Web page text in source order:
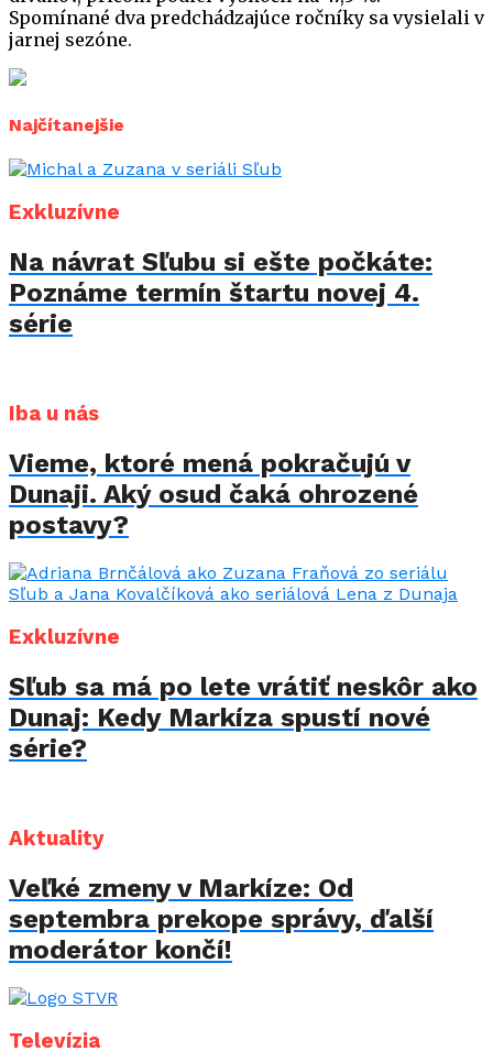
Spomínané dva predchádzajúce ročníky sa vysielali v
jarnej sezóne.
Najčítanejšie
Exkluzívne
Na návrat Sľubu si ešte počkáte:
Poznáme termín štartu novej 4.
série
Iba u nás
Vieme, ktoré mená pokračujú v
Dunaji. Aký osud čaká ohrozené
postavy?
Exkluzívne
Sľub sa má po lete vrátiť neskôr ako
Dunaj: Kedy Markíza spustí nové
série?
Aktuality
Veľké zmeny v Markíze: Od
septembra prekope správy, ďalší
moderátor končí!
Televízia